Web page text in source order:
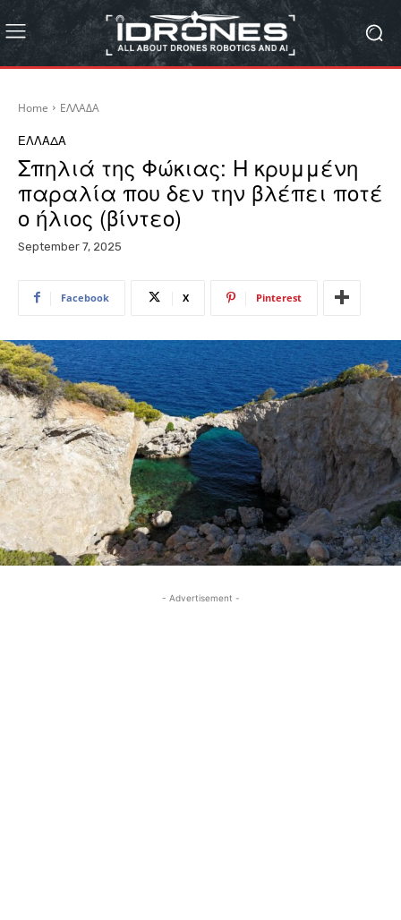
Home ΕΛΛΑΔΑ
ΕΛΛΑΔΑ
Σπηλιά της Φώκιας: Η κρυμμένη
παραλία που δεν την βλέπει ποτέ
ο ήλιος (βίντεο)
September 7, 2025
Facebook X Pinterest
- Advertisement -